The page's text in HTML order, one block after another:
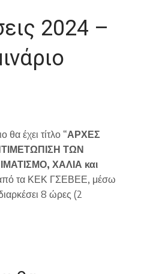
2024 –
θα έχει τίτλο “ΑΡΧΕΣ
ΤΩΝ
ΧΑΛΙΑ και
από τα ΚΕΚ ΓΣΕΒΕΕ, μέσω
8 ώρες (2